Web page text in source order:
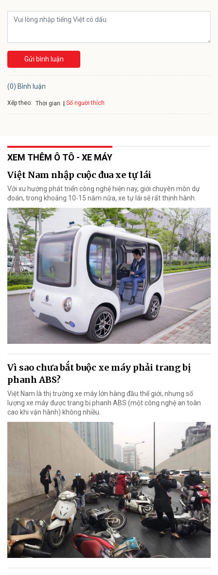
Gửi bình luận
(0) Bình luận
Xếp theo: Thời gian Số người thích
XEM THÊM Ô TÔ - XE MÁY
Việt Nam nhập cuộc đua xe tự lái
Với xu hướng phát triển công nghệ hiện nay, giới chuyên môn dự
đoán, trong khoảng 10-15 năm nữa, xe tự lái sẽ rất thịnh hành.
Vì sao chưa bắt buộc xe máy phải trang bị
phanh ABS?
Việt Nam là thị trường xe máy lớn hàng đầu thế giới, nhưng số
lượng xe máy được trang bị phanh ABS (một công nghệ an toàn
cao khi vận hành) không nhiều.